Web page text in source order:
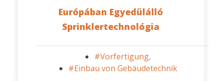
Európában Egyedülálló
Sprinklertechnológia
#Vorfertigung,
#Einbau von Gebäudetechnik